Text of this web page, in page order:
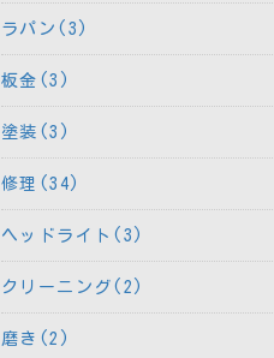
ラパン(3)
板金(3)
塗装(3)
修理(34)
ヘッドライト(3)
クリーニング(2)
磨き(2)